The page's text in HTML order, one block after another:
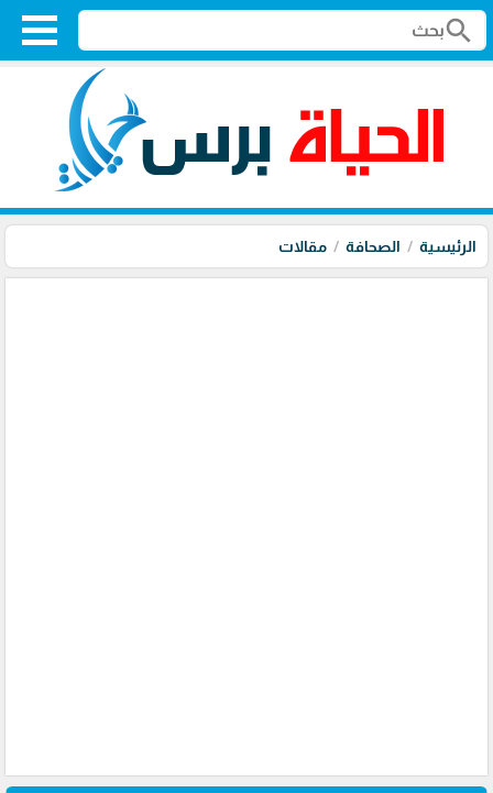
search
الرئيسية الصحافة مقالات